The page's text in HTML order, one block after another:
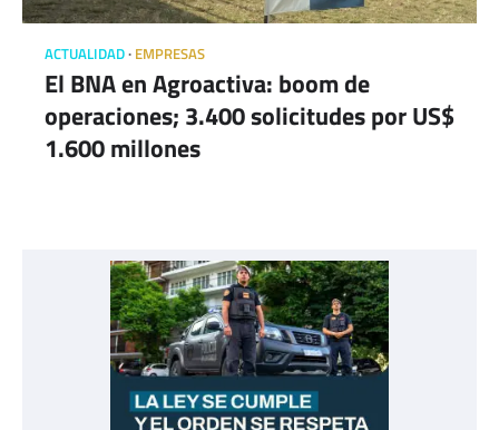
ACTUALIDAD EMPRESAS
El BNA en Agroactiva: boom de
operaciones; 3.400 solicitudes por US$
1.600 millones